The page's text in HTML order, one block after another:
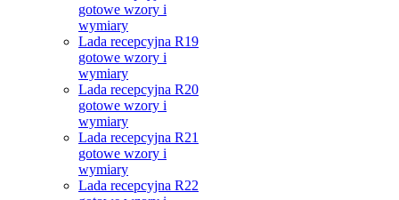
gotowe wzory i
wymiary
Lada recepcyjna R19
gotowe wzory i
wymiary
Lada recepcyjna R20
gotowe wzory i
wymiary
Lada recepcyjna R21
gotowe wzory i
wymiary
Lada recepcyjna R22